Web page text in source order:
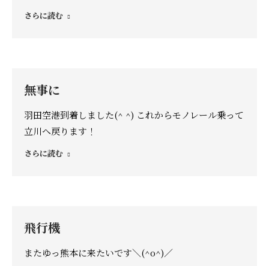
さらに読む
無事に
羽田空港到着しました(^ ^) これからモノレール乗って
立川へ戻ります！
さらに読む
飛行機
またゆっ熊本に来たいです＼(^o^)／